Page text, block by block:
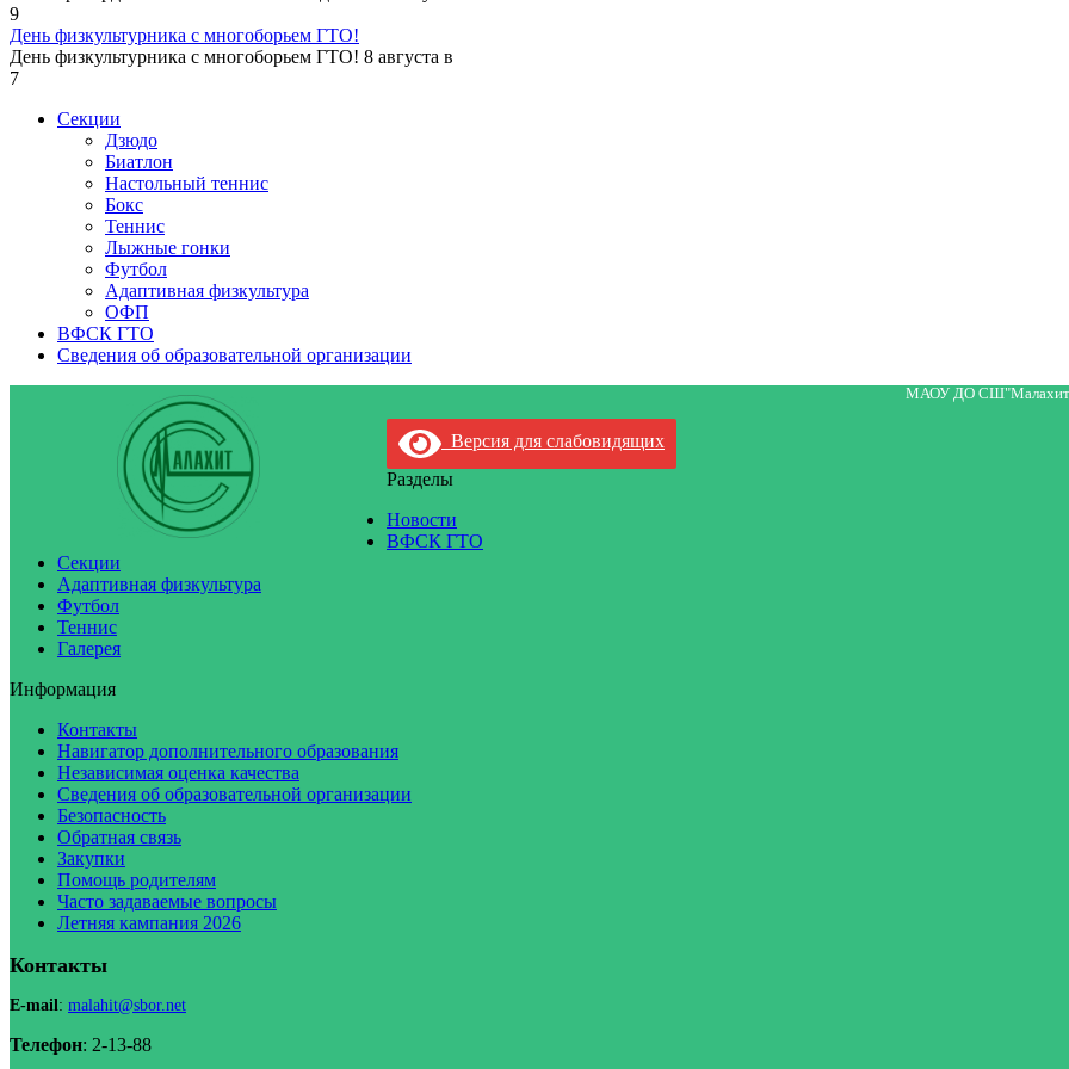
9
День физкультурника с многоборьем ГТО!
День физкультурника с многоборьем ГТО! 8 августа в
7
Секции
Дзюдо
Биатлон
Настольный теннис
Бокс
Теннис
Лыжные гонки
Футбол
Адаптивная физкультура
ОФП
ВФСК ГТО
Сведения об образовательной организации
МАОУ ДО
Версия для слабовидящих
Разделы
Новости
ВФСК ГТО
Секции
Адаптивная физкультура
Футбол
Теннис
Галерея
Информация
Контакты
Навигатор дополнительного образования
Независимая оценка качества
Сведения об образовательной организации
Безопасность
Обратная связь
Закупки
Помощь родителям
Часто задаваемые вопросы
Летняя кампания 2026
Контакты
E-mail: malahit@sbor.net
Телефон: 2-13-88